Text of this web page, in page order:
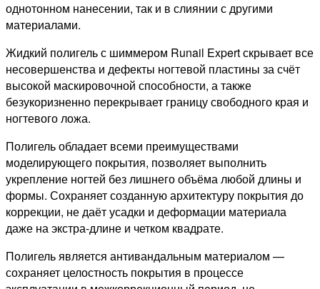
однотонном нанесении, так и в слиянии с другими
материалами.
Жидкий полигель с шиммером Runail Expert скрывает все
несовершенства и дефекты ногтевой пластины за счёт
высокой маскировочной способности, а также
безукоризненно перекрывает границу свободного края и
ногтевого ложа.
Полигель обладает всеми преимуществами
моделирующего покрытия, позволяет выполнить
укрепление ногтей без лишнего объёма любой длины и
формы. Сохраняет созданную архитектуру покрытия до
коррекции, не даёт усадки и деформации материала
даже на экстра-длине и четком квадрате.
Полигель является антивандальным материалом —
сохраняет целостность покрытия в процессе